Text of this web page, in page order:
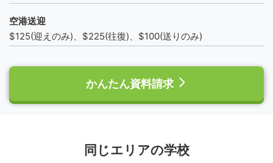
空港送迎
$125(迎えのみ)、$225(往復)、$100(送りのみ)
かんたん資料請求
同じエリアの学校